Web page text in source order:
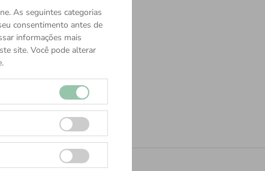
As seguintes categorias
consentimento antes de
informações mais
site. Você pode alterar